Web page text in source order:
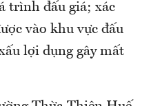
trình đấu giá; xác
vào khu vực đấu
lợi dụng gây mất